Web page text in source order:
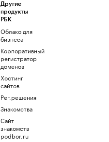
Другие
продукты
РБК
Облако для
бизнеса
Корпоративный
регистратор
доменов
Хостинг
сайтов
Рег.решения
Знакомства
Сайт
знакомств
podbor.ru